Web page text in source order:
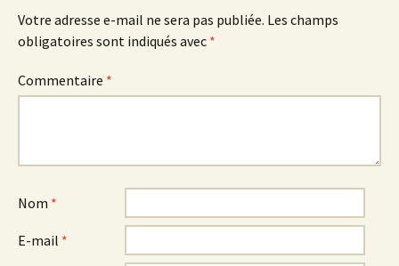
Votre adresse e-mail ne sera pas publiée. Les champs
obligatoires sont indiqués avec *
Commentaire *
Nom *
E-mail *